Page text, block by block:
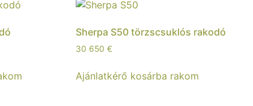
Sherpa S50 törzscsuklós rakodó
30 650€
Ajánlatkérő kosárba rakom